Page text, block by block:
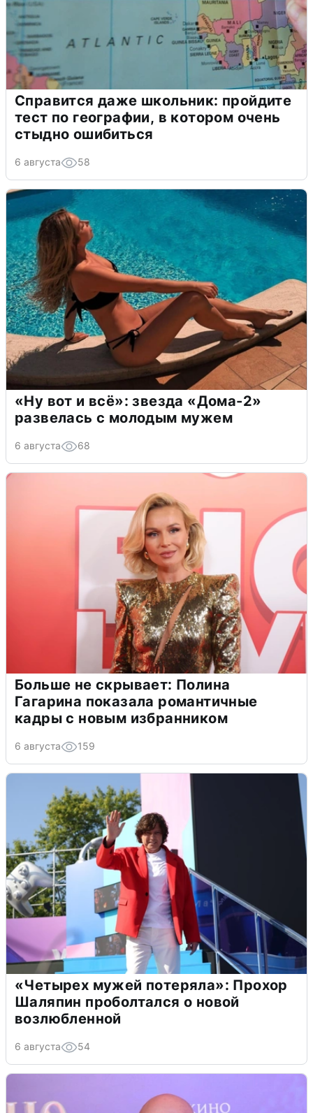
Справится даже школьник: пройдите
тест по географии, в котором очень
стыдно ошибиться
6 августа 58
«Ну вот и всё»: звезда «Дома-2»
развелась с молодым мужем
6 августа 68
Больше не скрывает: Полина
Гагарина показала романтичные
кадры с новым избранником
6 августа 159
«Четырех мужей потеряла»: Прохор
Шаляпин проболтался о новой
возлюбленной
6 августа 54